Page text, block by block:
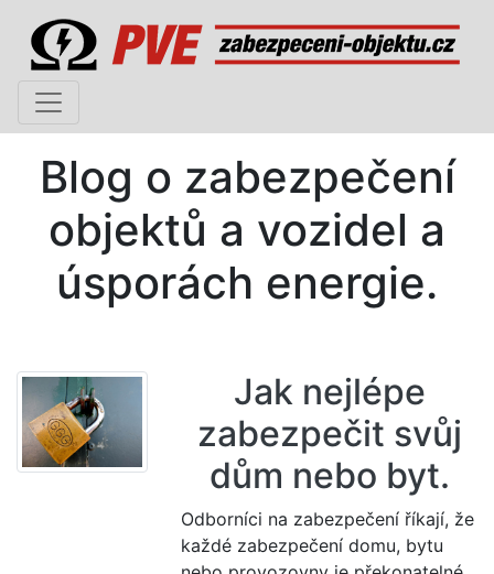
Blog o zabezpečení
objektů a vozidel a
úsporách energie.
Jak nejlépe
zabezpečit svůj
dům nebo byt.
Odborníci na zabezpečení říkají, že
každé zabezpečení domu, bytu